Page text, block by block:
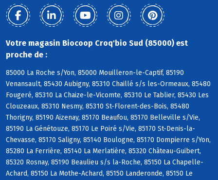
Votre magasin Biocoop Croq'bio Sud (85000) est
proche de :
85000 La Roche s/Yon, 85000 Mouilleron-le-Captif, 85190
Venansault, 85430 Aubigny, 85310 Chaillé s/s les-Ormeaux, 85480
Fougeré, 85310 La Chaize-le-Vicomte, 85310 Le Tablier, 85430 Les
Clouzeaux, 85310 Nesmy, 85310 St-Florent-des-Bois, 85480
Thorigny, 85190 Aizenay, 85170 Beaufou, 85170 Belleville s/Vie,
85190 La Génétouze, 85170 Le Poiré s/Vie, 85170 St-Denis-la-
Chevasse, 85170 Saligny, 85140 Boulogne, 85170 Dompierre s/Yon,
85280 La Ferrière, 85140 La Merlatière, 85320 Château-Guibert,
85320 Rosnay, 85190 Beaulieu s/s la-Roche, 85150 La Chapelle-
Achard, 85150 La Mothe-Achard, 85150 Landeronde, 85150 Le